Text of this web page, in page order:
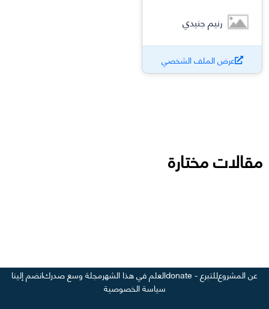
رنيم جنيدي
عرض الملف الشخصي
مقالات مختارة
عن المشروعللتبرع - donate العلم في هذا الشهرمجلة وسع صدركانضم إلينا
سياسة الخصوصية